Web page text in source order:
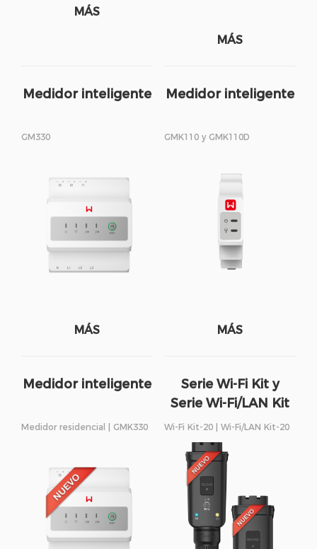
MÁS
MÁS
Medidor inteligente
GM330
MÁS
Medidor inteligente
GMK110 y GMK110D
MÁS
Medidor inteligente
Medidor residencial | GMK330
Serie Wi-Fi Kit y
Serie Wi-Fi/LAN Kit
Wi-Fi Kit-20 | Wi-Fi/LAN Kit-20